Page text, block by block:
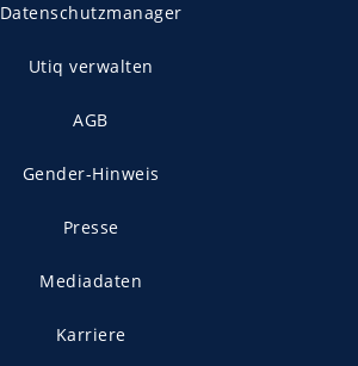
Datenschutzmanager
Utiq verwalten
AGB
Gender-Hinweis
Presse
Mediadaten
Karriere